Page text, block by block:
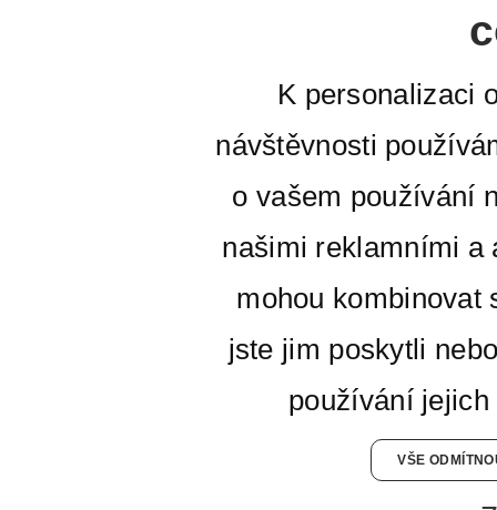
K personalizaci
návštěvnosti
o vašem používání
našimi reklamními a
mohou kombinovat
jste jim poskytli
používání
VŠE